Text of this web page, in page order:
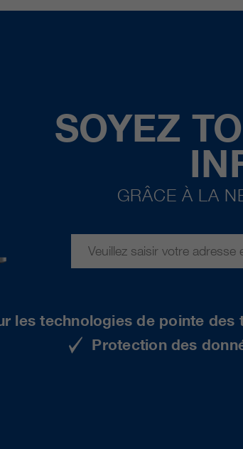
SOYEZ
GRÂCE À LA
les technologies de pointe des
Protection des